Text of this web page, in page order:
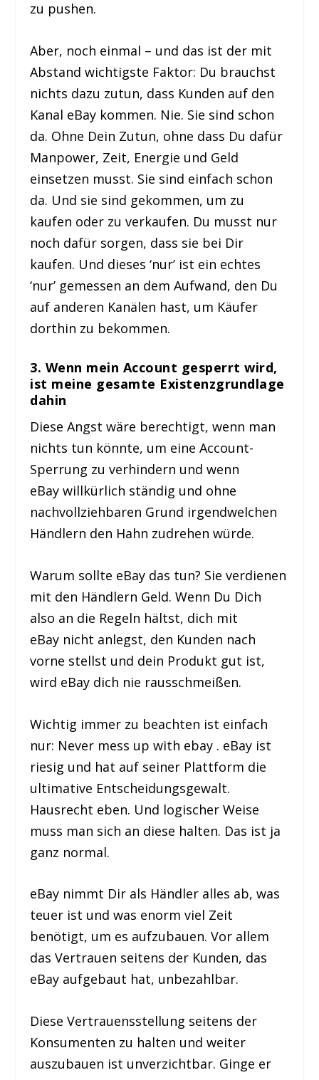
zu pushen.
Aber, noch einmal – und das ist der mit
Abstand wichtigste Faktor: Du brauchst
nichts dazu zutun, dass Kunden auf den
Kanal eBay kommen. Nie. Sie sind schon
da. Ohne Dein Zutun, ohne dass Du dafür
Manpower, Zeit, Energie und Geld
einsetzen musst. Sie sind einfach schon
da. Und sie sind gekommen, um zu
kaufen oder zu verkaufen. Du musst nur
noch dafür sorgen, dass sie bei Dir
kaufen. Und dieses ‘nur’ ist ein echtes
‘nur’ gemessen an dem Aufwand, den Du
auf anderen Kanälen hast, um Käufer
dorthin zu bekommen.
3. Wenn mein Account gesperrt wird,
ist meine gesamte Existenzgrundlage
dahin
Diese Angst wäre berechtigt, wenn man
nichts tun könnte, um eine Account-
Sperrung zu verhindern und wenn
eBay willkürlich ständig und ohne
nachvollziehbaren Grund irgendwelchen
Händlern den Hahn zudrehen würde.
Warum sollte eBay das tun? Sie verdienen
mit den Händlern Geld. Wenn Du Dich
also an die Regeln hältst, dich mit
eBay nicht anlegst, den Kunden nach
vorne stellst und dein Produkt gut ist,
wird eBay dich nie rausschmeißen.
Wichtig immer zu beachten ist einfach
nur: Never mess up with ebay . eBay ist
riesig und hat auf seiner Plattform die
ultimative Entscheidungsgewalt.
Hausrecht eben. Und logischer Weise
muss man sich an diese halten. Das ist ja
ganz normal.
eBay nimmt Dir als Händler alles ab, was
teuer ist und was enorm viel Zeit
benötigt, um es aufzubauen. Vor allem
das Vertrauen seitens der Kunden, das
eBay aufgebaut hat, unbezahlbar.
Diese Vertrauensstellung seitens der
Konsumenten zu halten und weiter
auszubauen ist unverzichtbar. Ginge er